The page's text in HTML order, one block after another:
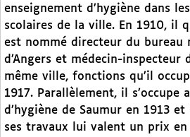
enseignement d’hygiène dans
scolaires de la ville. En 1910, il
est nommé directeur du bureau
d’Angers et médecin-inspecteur
même ville, fonctions qu’il
1917. Parallèlement, il s’occupe
d’hygiène de Saumur en 1913
ses travaux lui valent un prix en